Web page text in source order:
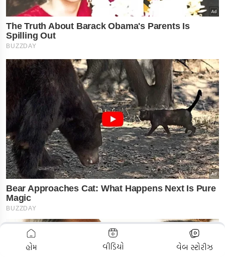
ADVERTISEMENT
હોમ વીડિયો વેબ સ્ટોરીઝ